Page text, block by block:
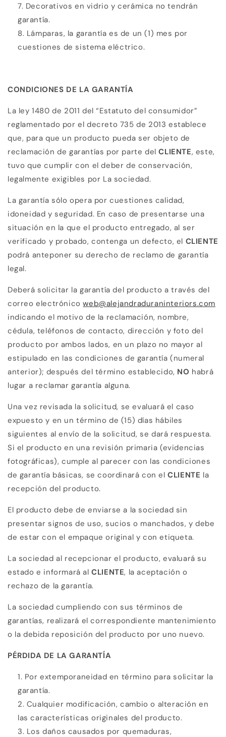
Decorativos en vidrio y cerámica no tendrán
garantía.
Lámparas, la garantía es de un (1) mes por
cuestiones de sistema eléctrico.
CONDICIONES DE LA GARANTÍA
La ley 1480 de 2011 del “Estatuto del consumidor”
reglamentado por el decreto 735 de 2013 establece
que, para que un producto pueda ser objeto de
reclamación de garantías por parte delCLIENTE, este,
tuvo que cumplir con el deber de conservación,
legalmente exigibles por La sociedad.
La garantía sólo opera por cuestiones calidad,
idoneidad y seguridad. En caso de presentarse una
situación en la que el producto entregado, al ser
verificado y probado, contenga un defecto, el CLIENTE
podrá anteponer su derecho de reclamo de garantía
legal.
Deberá solicitar la garantía del producto a través del
correo electrónicoweb@alejandraduraninteriors.com
indicando el motivo de la reclamación, nombre,
cédula, teléfonos de contacto, dirección y foto del
producto por ambos lados, en un plazo no mayor al
estipulado en las condiciones de garantía (numeral
anterior); después del término establecido, NO habrá
lugar a reclamar garantía alguna.
Una vez revisada la solicitud, se evaluará el caso
expuesto y en un término de (15) días hábiles
siguientes al envío de la solicitud, se dará respuesta.
Si el producto en una revisión primaria (evidencias
fotográficas), cumple al parecer con las condiciones
de garantía básicas, se coordinará con elCLIENTE la
recepción del producto.
El producto debe de enviarse a la sociedad sin
presentar signos de uso, sucios o manchados, y debe
de estar con el empaque original y con etiqueta.
La sociedad al recepcionar el producto, evaluará su
estado e informará alCLIENTE, la aceptación o
rechazo de la garantía.
La sociedad cumpliendo con sus términos de
garantías, realizará el correspondiente mantenimiento
o la debida reposición del producto por uno nuevo.
PÉRDIDA DE LA GARANTÍA
Por extemporaneidad en término para solicitar la
garantía.
Cualquier modificación, cambio o alteración en
las características originales del producto.
Los daños causados por quemaduras,